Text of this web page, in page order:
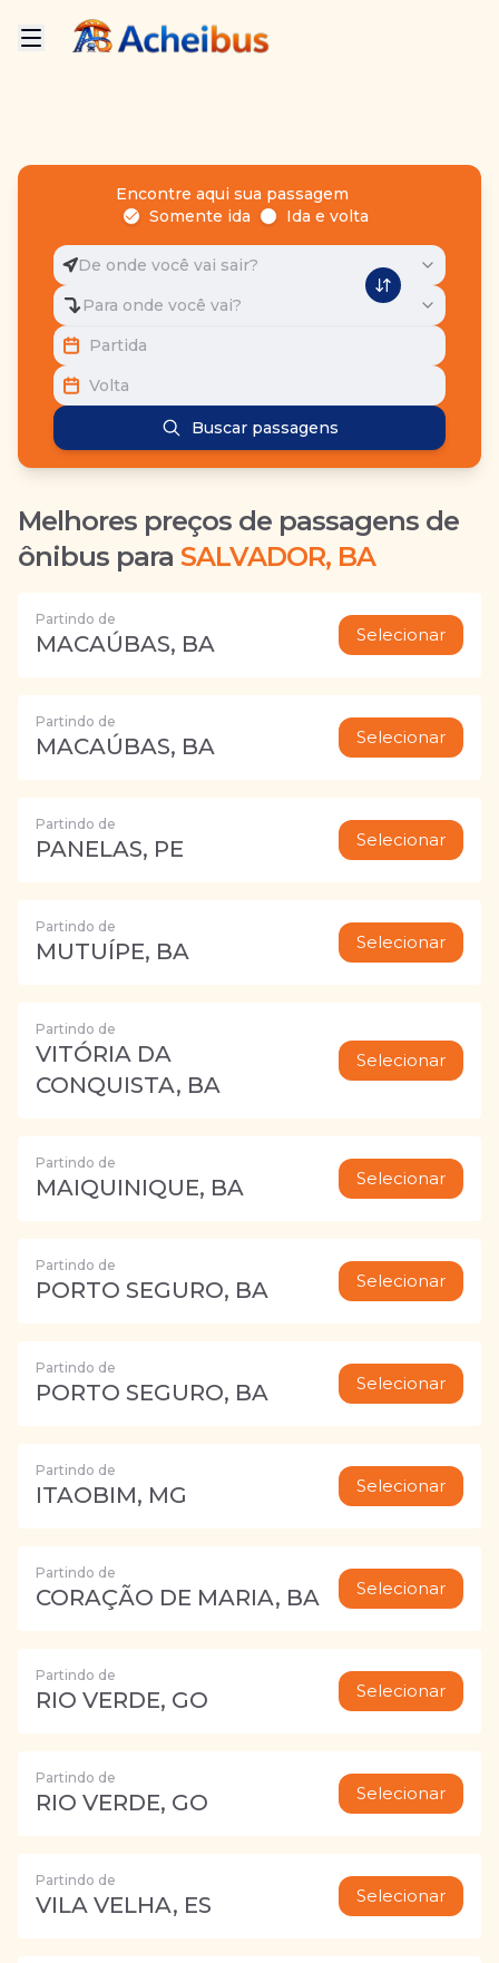
Encontre aqui sua passagem
Somente ida
Ida e volta
De onde você vai sair?
Para onde você vai?
Partida
Volta
Buscar passagens
Melhores preços de passagens de
ônibus para SALVADOR, BA
Partindo de
MACAÚBAS, BA Selecionar
Partindo de
MACAÚBAS, BA Selecionar
Partindo de
PANELAS, PE Selecionar
Partindo de
MUTUÍPE, BA Selecionar
Partindo de
VITÓRIA DA
CONQUISTA, BA
Selecionar
Partindo de
MAIQUINIQUE, BA Selecionar
Partindo de
PORTO SEGURO, BA Selecionar
Partindo de
PORTO SEGURO, BA Selecionar
Partindo de
ITAOBIM, MG Selecionar
Partindo de
CORAÇÃO DE MARIA, BA Selecionar
Partindo de
RIO VERDE, GO Selecionar
Partindo de
RIO VERDE, GO Selecionar
Partindo de
VILA VELHA, ES Selecionar